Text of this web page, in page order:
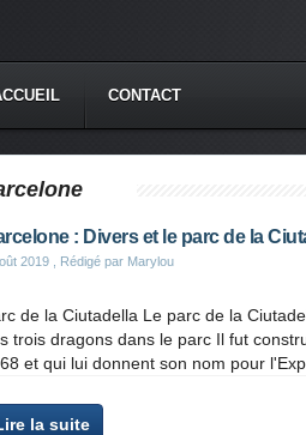
CONTACT
: Divers et le parc de la
2019 , Rédigé par Marylou
de la Ciutadella Le parc de la
trois dragons dans le parc Il fut
et qui lui donnent son nom pour
la suite